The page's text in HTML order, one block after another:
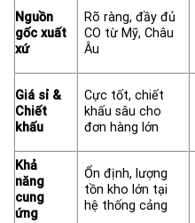
Nguồn
gốc xuất
xứ
Rõ ràng, đầy đủ
CO từ Mỹ, Châu
Âu
Giá sỉ &
Chiết
khấu
Cực tốt, chiết
khấu sâu cho
đơn hàng lớn
Khả
năng
cung
ứng
Ổn định, lượng
tồn kho lớn tại
hệ thống cảng